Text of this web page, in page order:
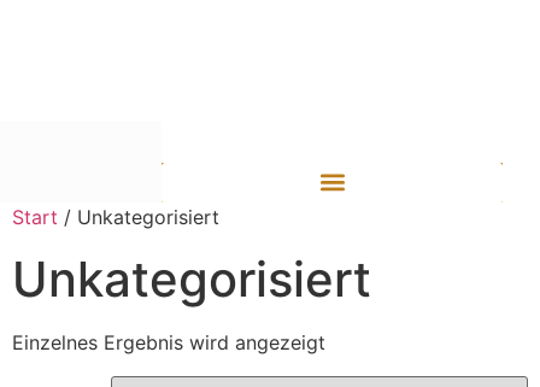
Start / Unkategorisiert
Unkategorisiert
Einzelnes Ergebnis wird angezeigt